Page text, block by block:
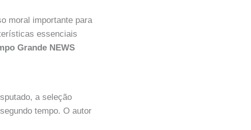
moral importante para
essenciais
Grande NEWS
a seleção
tempo. O autor